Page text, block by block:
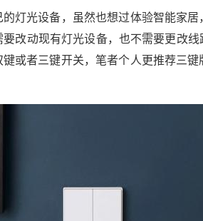
灯光设备，虽然也想过体验智能家
改动现有灯光设备，也不需要更改
或者三键开关，笔者个人更推荐三